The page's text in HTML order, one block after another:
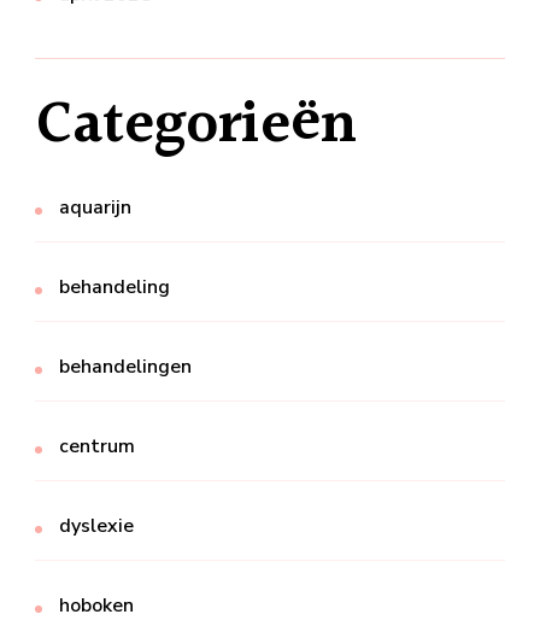
Categorieën
aquarijn
behandeling
behandelingen
centrum
dyslexie
hoboken